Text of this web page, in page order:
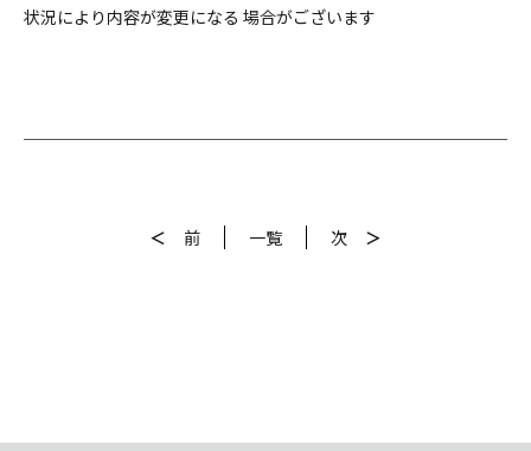
状況により内容が変更になる 場合がございます
＜ 前 一覧 次 ＞